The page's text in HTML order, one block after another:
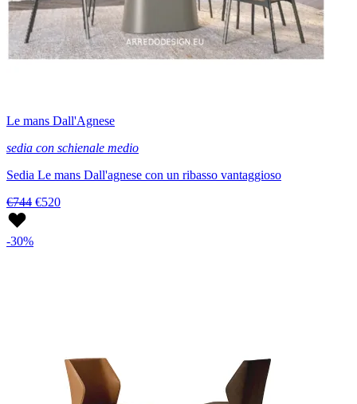
Le mans Dall'Agnese
sedia con schienale medio
Sedia Le mans Dall'agnese con un ribasso vantaggioso
€744 €520
-30%